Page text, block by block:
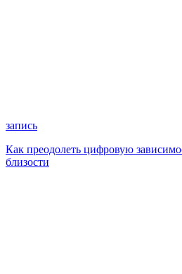
запись
Как преодолеть цифровую
близости